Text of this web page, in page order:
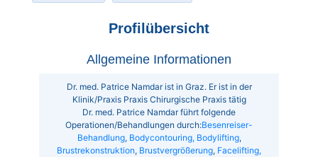
Profilübersicht
Allgemeine Informationen
Dr. med. Patrice Namdar ist in Graz. Er ist in der
Klinik/Praxis Praxis Chirurgische Praxis tätig
Dr. med. Patrice Namdar führt folgende
Operationen/Behandlungen durch:Besenreiser-
Behandlung, Bodycontouring, Bodylifting,
Brustrekonstruktion, Brustvergrößerung, Facelifting,